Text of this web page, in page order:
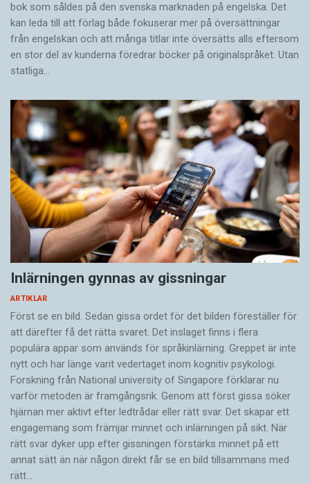
bok som såldes på den svenska marknaden på engelska. Det
kan leda till att förlag både fokuserar mer på översättningar
från engelskan och att många titlar inte översätts alls eftersom
en stor del av kunderna föredrar böcker på originalspråket. Utan
statliga…
Inlärningen gynnas av gissningar
ARTIKLAR
Först se en bild. Sedan gissa ordet för det bilden föreställer för
att därefter få det rätta svaret. Det inslaget finns i flera
populära appar som används för språkinlärning. Greppet är inte
nytt och har länge varit vedertaget inom kognitiv psykologi.
Forskning från National university of Singa­pore förklarar nu
varför metoden är framgångsrik. Genom att först gissa ­söker
hjärnan mer aktivt ­efter ledtrådar eller rätt svar. Det skapar ett
engagemang som främjar minnet och inlärningen på sikt. När
rätt svar dyker upp efter gissningen förstärks minnet på ett
annat sätt än när någon direkt får se en bild tillsammans med
rätt…